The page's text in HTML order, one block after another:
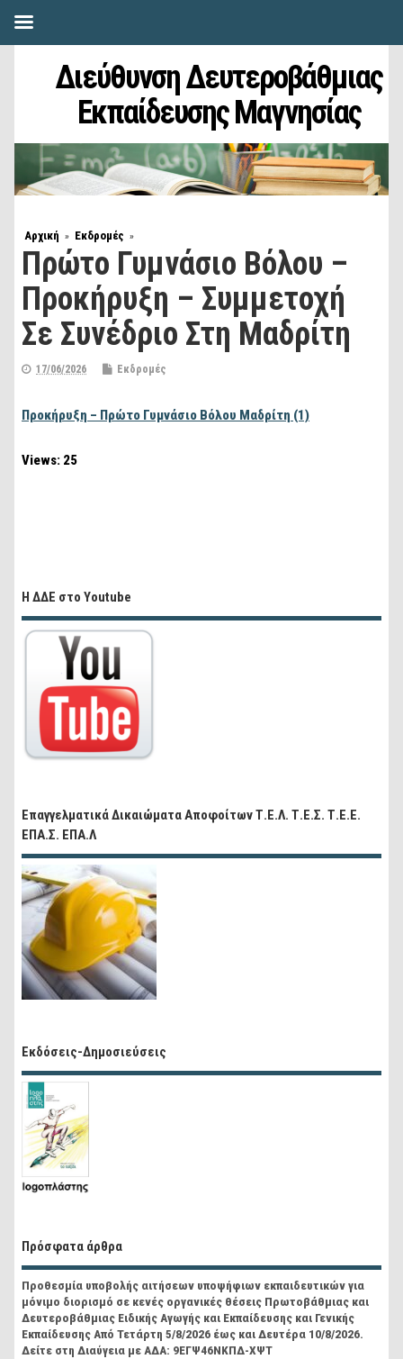
Διεύθυνση Δευτεροβάθμιας
Εκπαίδευσης Μαγνησίας
Αρχική » Εκδρομές »
Πρώτο Γυμνάσιο Βόλου –
Προκήρυξη – Συμμετοχή
Σε Συνέδριο Στη Μαδρίτη
17/06/2026 Εκδρομές
Προκήρυξη – Πρώτο Γυμνάσιο Βόλου Μαδρίτη (1)
Views: 25
Η ΔΔΕ στο Youtube
Επαγγελματικά Δικαιώματα Αποφοίτων Τ.Ε.Λ. Τ.Ε.Σ. Τ.Ε.Ε.
ΕΠΑ.Σ. ΕΠΑ.Λ
Εκδόσεις-Δημοσιεύσεις
Πρόσφατα άρθρα
Προθεσμία υποβολής αιτήσεων υποψήφιων εκπαιδευτικών για
μόνιμο διορισμό σε κενές οργανικές θέσεις Πρωτοβάθμιας και
Δευτεροβάθμιας Ειδικής Αγωγής και Εκπαίδευσης και Γενικής
Εκπαίδευσης Από Τετάρτη 5/8/2026 έως και Δευτέρα 10/8/2026.
Δείτε στη Διαύγεια με ΑΔΑ: 9ΕΓΨ46ΝΚΠΔ-ΧΨΤ